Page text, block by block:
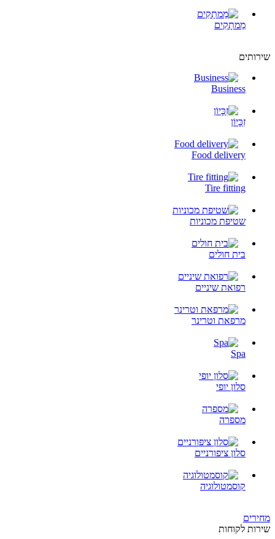
מַמתָקִים
שירותים
Business
זִכָּיוֹן
Food delivery
Tire fitting
שטיפת מכוניות
בית חולים
רפואת שיניים
מרפאת וטרינר
Spa
סלון יופי
מספרה
סלון ציפורניים
קוסמטולוגיה
מחירים
שירות לקוחות